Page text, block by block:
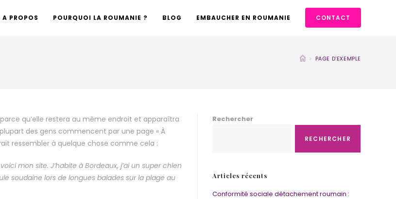
A PROPOS POURQUOI LA ROUMANIE ? BLOG EMBAUCHER EN ROUMANIE CONTACT
> PAGE D’EXEMPLE
qu’elle restera au même endroit et apparaîtra
des gens commencent par une page « À
ressembler à quelque chose comme cela :
mon site. J’habite à Bordeaux, j’ai un super chien
soudaine lors de longues balades sur la plage au
Rechercher
RECHERCHER
Articles récents
Conformité sociale détachement roumain :